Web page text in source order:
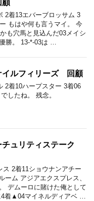
2着13エバーブロッサム 3
もはや何も言うマイ。 今
も穴馬と見込んだ03メイシ
勝。 13-*-03は …
イルフィリーズ 回顧
2着10ハープスター 3着06
したね。 残念。
ュリティステーク
ス 2着11ショウナンアチー
ーム アジアエクスプレス、
デムーロに賭けた俺として
4着▲04マイネルディアベ …